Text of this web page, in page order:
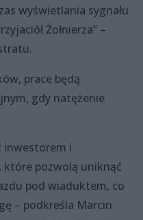
wyświetlania sygnału
Żołnierza” –
prace będą
gdy natężenie
inwestorem i
pozwolą uniknąć
pod wiaduktem, co
– podkreśla Marcin